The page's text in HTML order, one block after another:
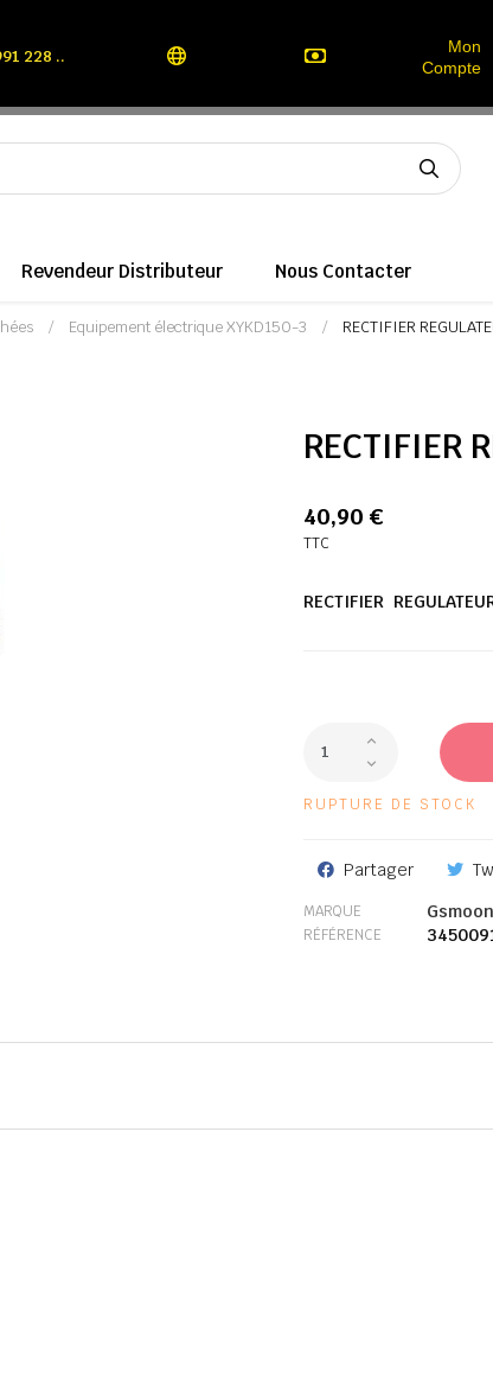
228 ..
Mon
Compte
Revendeur Distributeur Nous Contacter
Equipement électrique XYKD150-3 RECTIFIER
RECTIFIER
40,90 €
TTC
RECTIFIER
RUPTURE DE STOCK
Partager
MARQUE
RÉFÉRENCE